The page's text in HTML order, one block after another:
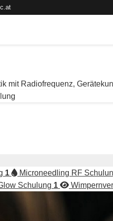
mit Radiofrequenz,
1 Microneedling RF
Schulung 1